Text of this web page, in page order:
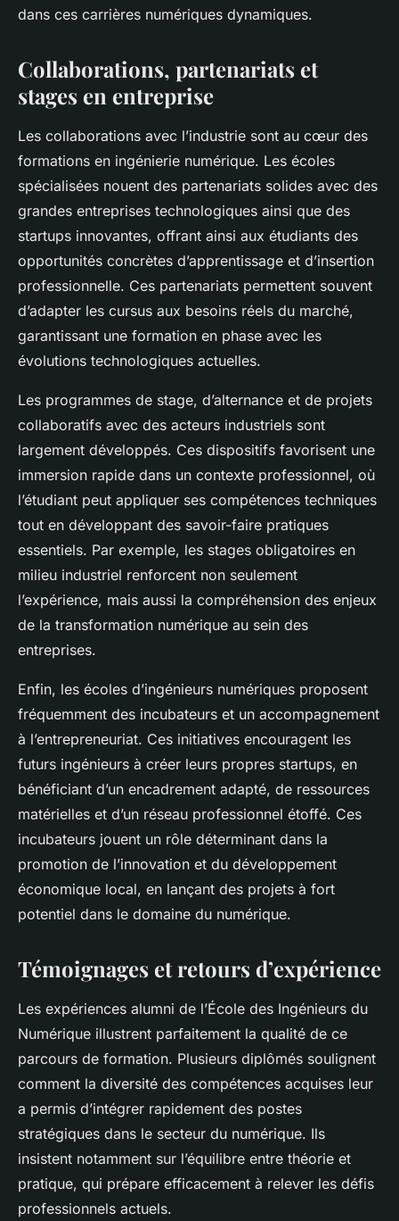
dans ces carrières numériques dynamiques.
Collaborations, partenariats et
stages en entreprise
Les collaborations avec l’industrie sont au cœur des
formations en ingénierie numérique. Les écoles
spécialisées nouent des partenariats solides avec des
grandes entreprises technologiques ainsi que des
startups innovantes, offrant ainsi aux étudiants des
opportunités concrètes d’apprentissage et d’insertion
professionnelle. Ces partenariats permettent souvent
d’adapter les cursus aux besoins réels du marché,
garantissant une formation en phase avec les
évolutions technologiques actuelles.
Les programmes de stage, d’alternance et de projets
collaboratifs avec des acteurs industriels sont
largement développés. Ces dispositifs favorisent une
immersion rapide dans un contexte professionnel, où
l’étudiant peut appliquer ses compétences techniques
tout en développant des savoir-faire pratiques
essentiels. Par exemple, les stages obligatoires en
milieu industriel renforcent non seulement
l’expérience, mais aussi la compréhension des enjeux
de la transformation numérique au sein des
entreprises.
Enfin, les écoles d’ingénieurs numériques proposent
fréquemment des incubateurs et un accompagnement
à l’entrepreneuriat. Ces initiatives encouragent les
futurs ingénieurs à créer leurs propres startups, en
bénéficiant d’un encadrement adapté, de ressources
matérielles et d’un réseau professionnel étoffé. Ces
incubateurs jouent un rôle déterminant dans la
promotion de l’innovation et du développement
économique local, en lançant des projets à fort
potentiel dans le domaine du numérique.
Témoignages et retours d’expérience
Les expériences alumni de l’École des Ingénieurs du
Numérique illustrent parfaitement la qualité de ce
parcours de formation. Plusieurs diplômés soulignent
comment la diversité des compétences acquises leur
a permis d’intégrer rapidement des postes
stratégiques dans le secteur du numérique. Ils
insistent notamment sur l’équilibre entre théorie et
pratique, qui prépare efficacement à relever les défis
professionnels actuels.